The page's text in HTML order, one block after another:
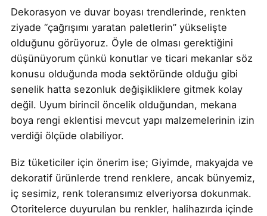
Dekorasyon ve duvar boyası trendlerinde, renkten
ziyade “çağrışımı yaratan paletlerin” yükselişte
olduğunu görüyoruz. Öyle de olması gerektiğini
düşünüyorum çünkü konutlar ve ticari mekanlar söz
konusu olduğunda moda sektöründe olduğu gibi
senelik hatta sezonluk değişikliklere gitmek kolay
değil. Uyum birincil öncelik olduğundan, mekana
boya rengi eklentisi mevcut yapı malzemelerinin izin
verdiği ölçüde olabiliyor.
Biz tüketiciler için önerim ise; Giyimde, makyajda ve
dekoratif ürünlerde trend renklere, ancak bünyemiz,
iç sesimiz, renk toleransımız elveriyorsa dokunmak.
Otoritelerce duyurulan bu renkler, halihazırda içinde